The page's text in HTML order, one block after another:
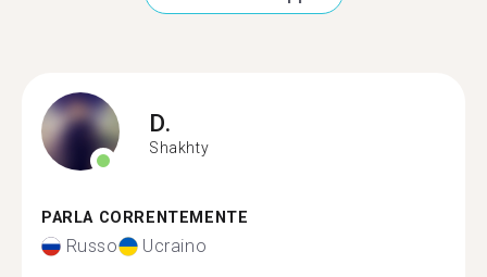
D.
Shakhty
PARLA CORRENTEMENTE
Russo Ucraino